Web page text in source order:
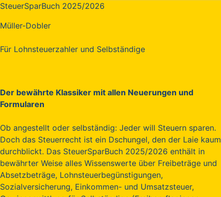
SteuerSparBuch 2025/2026
Müller-Dobler
Für Lohnsteuerzahler und Selbständige
Der bewährte Klassiker mit allen Neuerungen und
Formularen
Ob angestellt oder selbständig: Jeder will Steuern sparen.
Doch das Steuerrecht ist ein Dschungel, den der Laie kaum
durchblickt. Das SteuerSparBuch 2025/2026 enthält in
bewährter Weise alles Wissenswerte über Freibeträge und
Absetzbeträge, Lohnsteuerbegünstigungen,
Sozialversicherung, Einkommen- und Umsatzsteuer,